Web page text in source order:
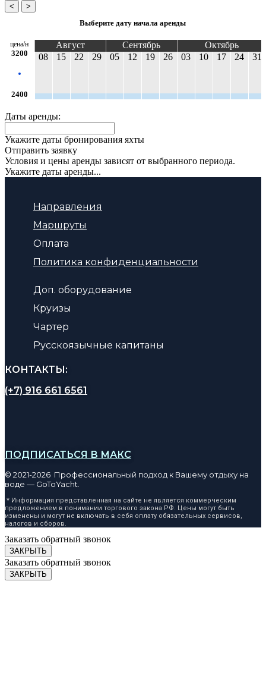
<
>
Выберите дату начала аренды
цена/н
3200
2400
Август Сентябрь
Октябрь
08
15 22 29 05 12 19 26 03 10 17 24 31
Даты аренды:
Укажите даты бронирования яхты
Отправить заявку
Условия и цены аренды зависят от выбранного периода.
Укажите даты аренды...
Направления
Маршруты
Оплата
Политика конфиденциальности
Доп. оборудование
Круизы
Чартер
Русскоязычные капитаны
КОНТАКТЫ:
(+7) 916 661 6561
ПОДПИСАТЬСЯ В МАКС
© 2021-2026 Профессиональный подход к Вашему отдыху на
воде — GoToYacht.
* Информация представленная на сайте не является коммерческим
предложением в понимании торгового закона РФ. Цены могут быть
изменены и могут не включать в себя оплату обязательных сервисов,
налогов и сборов.
Заказать обратный звонок
ЗАКРЫТЬ
Заказать обратный звонок
ЗАКРЫТЬ